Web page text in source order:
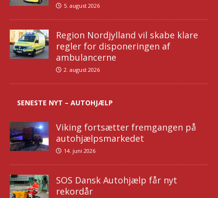
5. august 2026
Region Nordjylland vil skabe klare
regler for disponeringen af
ambulancerne
2. august 2026
SENESTE NYT – AUTOHJÆLP
Viking fortsætter fremgangen på
autohjælpsmarkedet
14. juni 2026
SOS Dansk Autohjælp får nyt
rekordår